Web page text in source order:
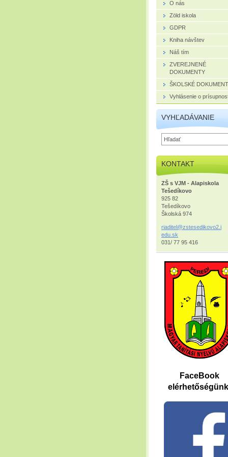
O nás
Zöld iskola
GDPR
Kniha návštev
Náš tím
ZVEREJNENÉ
DOKUMENTY
ŠKOLSKÉ
Vyhlásenie o
VYHĽADÁVANIE
KONTAKT
ZŠ s VJM - Alapiskola
Tešedíkovo
925 82
Tešedíkovo
Školská 974
riaditel@zstesedikovo2.i
edu.sk
031/ 77 95 416
FaceBook